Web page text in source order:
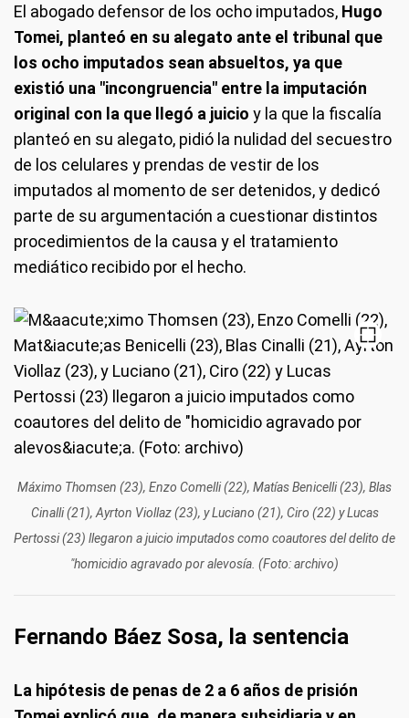
El abogado defensor de los ocho imputados, Hugo
Tomei, planteó en su alegato ante el tribunal que
los ocho imputados sean absueltos, ya que
existió una "incongruencia" entre la imputación
original con la que llegó a juicio y la que la fiscalía
planteó en su alegato, pidió la nulidad del secuestro
de los celulares y prendas de vestir de los
imputados al momento de ser detenidos, y dedicó
parte de su argumentación a cuestionar distintos
procedimientos de la causa y el tratamiento
mediático recibido por el hecho.
Máximo Thomsen (23), Enzo Comelli (22), Matías Benicelli (23), Blas
Cinalli (21), Ayrton Viollaz (23), y Luciano (21), Ciro (22) y Lucas
Pertossi (23) llegaron a juicio imputados como coautores del delito de
"homicidio agravado por alevosía. (Foto: archivo)
Fernando Báez Sosa, la sentencia
La hipótesis de penas de 2 a 6 años de prisión